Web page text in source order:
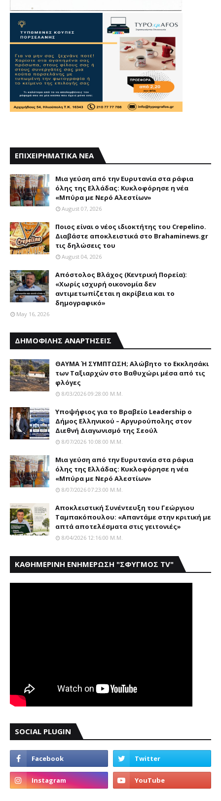
ΕΠΙΧΕΙΡΗΜΑΤΙΚΑ ΝΕΑ
Mια γεύση από την Eυρυτανία στα ράφια
όλης της Ελλάδας: Κυκλοφόρησε η νέα
«Μπύρα με Nερό Aλεστίων»
August 07, 2026
Ποιος είναι ο νέος ιδιοκτήτης του Crepelino.
Διαβάστε αποκλειστικά στο Brahaminews.gr
τις δηλώσεις του
August 04, 2026
Απόστολος Βλάχος (Κεντρική Πορεία):
«Χωρίς ισχυρή οικονομία δεν
αντιμετωπίζεται η ακρίβεια και το
δημογραφικό»
May 16, 2026
ΔΗΜΟΦΙΛΗΣ ΑΝΑΡΤΗΣΕΙΣ
ΘΑΥΜΑ Ή ΣΥΜΠΤΩΣΗ; Aλώβητο το Eκκλησάκι
των Tαξιαρχών στο Bαθυχώρι μέσα από τις
φλόγες
8/03/2026 09:28:00 Μ.μ.
Yποψήφιος για το Bραβείο Leadership ο
Δήμος Ελληνικού – Αργυρούπολης στον
Διεθνή Διαγωνισμό της Σεούλ
8/07/2026 10:08:00 Μ.μ.
Mια γεύση από την Eυρυτανία στα ράφια
όλης της Ελλάδας: Κυκλοφόρησε η νέα
«Μπύρα με Nερό Aλεστίων»
8/07/2026 07:23:00 Μ.μ.
Αποκλειστική Συνέντευξη του Γεώργιου
Ταμπακόπουλου: «Απαντάμε στην κριτική με
απτά αποτελέσματα στις γειτονιές»
8/04/2026 12:16:00 Μ.μ.
ΚΑΘΗΜΕΡΙΝΗ ΕΝΗΜΕΡΩΣΗ "ΣΦΥΓΜΟΣ TV"
SOCIAL PLUGIN